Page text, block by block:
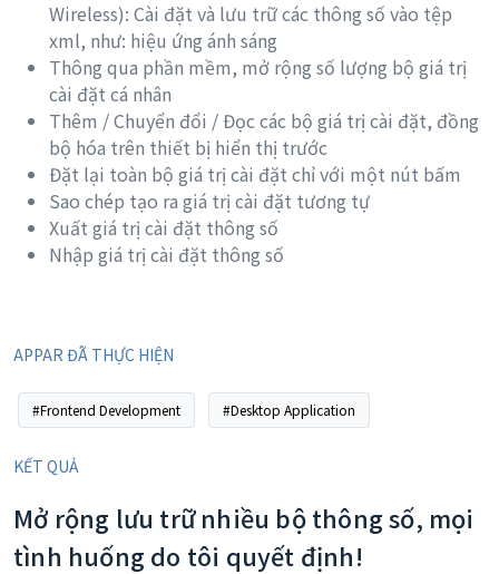
Wireless): Cài đặt và lưu trữ các thông số vào tệp
xml, như: hiệu ứng ánh sáng
Thông qua phần mềm, mở rộng số lượng bộ giá trị
cài đặt cá nhân
Thêm / Chuyển đổi / Đọc các bộ giá trị cài đặt, đồng
bộ hóa trên thiết bị hiển thị trước
Đặt lại toàn bộ giá trị cài đặt chỉ với một nút bấm
Sao chép tạo ra giá trị cài đặt tương tự
Xuất giá trị cài đặt thông số
Nhập giá trị cài đặt thông số
APPAR ĐÃ THỰC HIỆN
#Frontend Development #Desktop Application
KẾT QUẢ
Mở rộng lưu trữ nhiều bộ thông số, mọi
tình huống do tôi quyết định!